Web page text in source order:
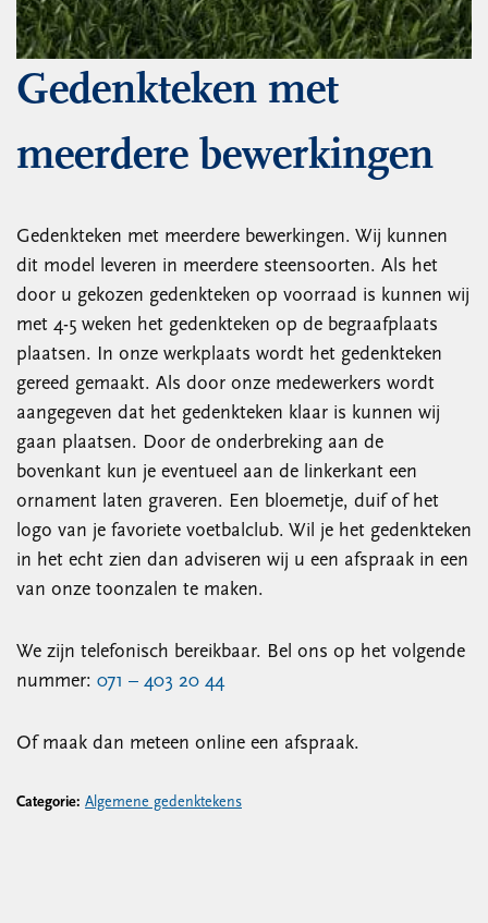
Gedenkteken met
meerdere bewerkingen
Gedenkteken met meerdere bewerkingen. Wij kunnen
dit model leveren in meerdere steensoorten. Als het
door u gekozen gedenkteken op voorraad is kunnen wij
met 4-5 weken het gedenkteken op de begraafplaats
plaatsen. In onze werkplaats wordt het gedenkteken
gereed gemaakt. Als door onze medewerkers wordt
aangegeven dat het gedenkteken klaar is kunnen wij
gaan plaatsen. Door de onderbreking aan de
bovenkant kun je eventueel aan de linkerkant een
ornament laten graveren. Een bloemetje, duif of het
logo van je favoriete voetbalclub. Wil je het gedenkteken
in het echt zien dan adviseren wij u een afspraak in een
van onze toonzalen te maken.
We zijn telefonisch bereikbaar. Bel ons op het volgende
nummer: 071 – 403 20 44
Of maak dan meteen online een afspraak.
Categorie: Algemene gedenktekens